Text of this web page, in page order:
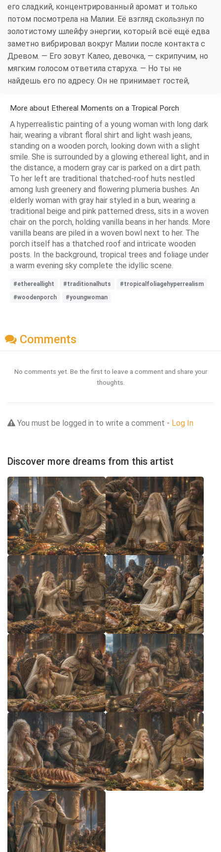
его сладкий, концентрированный аромат и только
потом посмотрела на Малии. Её взгляд скользнул по
золотистому шлейфу энергии, который всё ещё едва
заметно вибрировал вокруг Малии после контакта с
Древом. — Его зовут Калео, девочка, — скрипучим, но
мягким голосом ответила старуха. — Но ты не
найдешь его по адресу. Он не принимает гостей,
More about Ethereal Moments on a Tropical Porch
A hyperrealistic painting of a young woman with long dark
hair, wearing a vibrant floral shirt and light wash jeans,
standing on a wooden porch, looking down with a slight
smile. She is surrounded by a glowing ethereal light, and in
the distance, a modern gray car is parked on a dirt path.
To her left are traditional thatched-roof huts nestled
among lush greenery and flowering plumeria bushes. An
elderly woman with gray hair styled in a bun, wearing a
traditional beige and pink patterned dress, sits in a woven
chair on the porch, holding vanilla beans in her hands. More
vanilla beans are piled in a woven bowl next to her. The
porch itself has a thatched roof and intricate wooden
posts. In the background, tropical trees and foliage under
a warm evening sky complete the idyllic scene.
#ethereallight #traditionalhuts
#tropicalfoliagehyperrealism
#woodenporch
#youngwoman
Comments
No comments yet. Be the first to leave a comment and share your
thoughts.
You must be logged in to write a comment - Log In
Discover more dreams from this artist